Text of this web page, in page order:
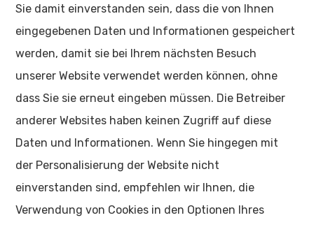
Sie damit einverstanden sein, dass die von Ihnen
eingegebenen Daten und Informationen gespeichert
werden, damit sie bei Ihrem nächsten Besuch
unserer Website verwendet werden können, ohne
dass Sie sie erneut eingeben müssen. Die Betreiber
anderer Websites haben keinen Zugriff auf diese
Daten und Informationen. Wenn Sie hingegen mit
der Personalisierung der Website nicht
einverstanden sind, empfehlen wir Ihnen, die
Verwendung von Cookies in den Optionen Ihres